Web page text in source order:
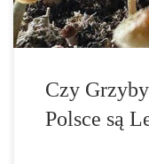
Czy
Polsce są